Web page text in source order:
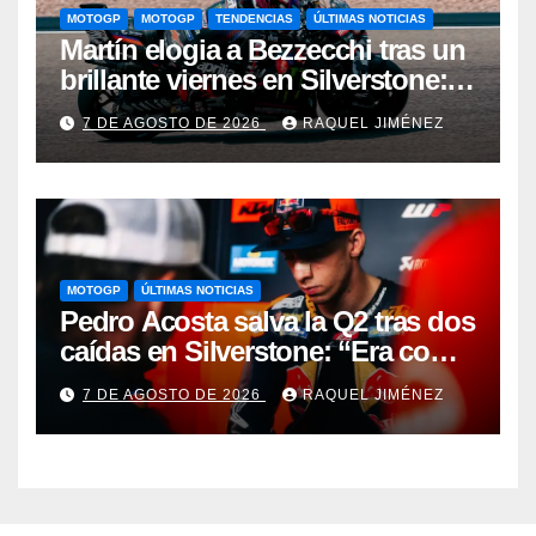
MOTOGP MOTOGP TENDENCIAS ÚLTIMAS NOTICIAS
Martín elogia a Bezzecchi tras un
brillante viernes en Silverstone:
“Me ha impresionado por cómo
está”
7 DE AGOSTO DE 2026 RAQUEL JIMÉNEZ
MOTOGP ÚLTIMAS NOTICIAS
Pedro Acosta salva la Q2 tras dos
caídas en Silverstone: “Era como
ir sobre un taladro de obra”
7 DE AGOSTO DE 2026 RAQUEL JIMÉNEZ